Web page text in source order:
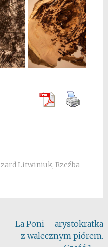
Litwiniuk, Rzeźba
La Poni – arystokratka
z walecznym piórem.